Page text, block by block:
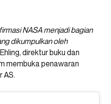
NASA menjadi bagian
dikumpulkan oleh
direktur buku dan
membuka penawaran
AS.